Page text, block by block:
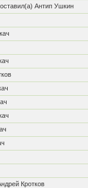
оставил(а) Антип Ушкин
Кротков